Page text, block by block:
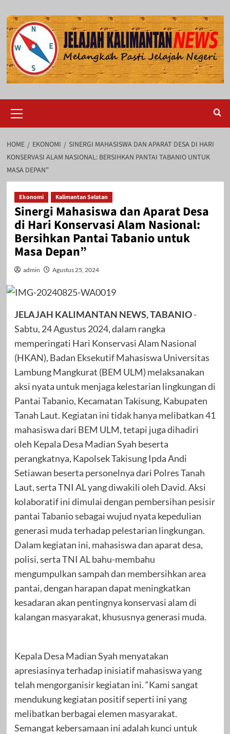
to
content
Menu
HOME EKONOMI
SINERGI MAHASISWA DAN APARAT DESA DI HARI
KONSERVASI ALAM NASIONAL: BERSIHKAN PANTAI TABANIO UNTUK
MASA DEPAN”
Ekonomi Kalimantan Selatan
Sinergi Mahasiswa dan Aparat Desa
di Hari Konservasi Alam Nasional:
Bersihkan Pantai Tabanio untuk
Masa Depan”
admin Agustus 25, 2024
JELAJAH KALIMANTAN NEWS, TABANIO-
Sabtu, 24 Agustus 2024, dalam rangka
memperingati Hari Konservasi Alam Nasional
(HKAN), Badan Eksekutif Mahasiswa Universitas
Lambung Mangkurat (BEM ULM) melaksanakan
aksi nyata untuk menjaga kelestarian lingkungan di
Pantai Tabanio, Kecamatan Takisung, Kabupaten
Tanah Laut. Kegiatan ini tidak hanya melibatkan 41
mahasiswa dari BEM ULM, tetapi juga dihadiri
oleh Kepala Desa Madian Syah beserta
perangkatnya, Kapolsek Takisung Ipda Andi
Setiawan beserta personelnya dari Polres Tanah
Laut, serta TNI AL yang diwakili oleh David. Aksi
kolaboratif ini dimulai dengan pembersihan pesisir
pantai Tabanio sebagai wujud nyata kepedulian
generasi muda terhadap pelestarian lingkungan.
Dalam kegiatan ini, mahasiswa dan aparat desa,
polisi, serta TNI AL bahu-membahu
mengumpulkan sampah dan membersihkan area
pantai, dengan harapan dapat meningkatkan
kesadaran akan pentingnya konservasi alam di
kalangan masyarakat, khususnya generasi muda.
Kepala Desa Madian Syah menyatakan
apresiasinya terhadap inisiatif mahasiswa yang
telah mengorganisir kegiatan ini. “Kami sangat
mendukung kegiatan positif seperti ini yang
melibatkan berbagai elemen masyarakat.
Semangat kebersamaan ini adalah kunci untuk